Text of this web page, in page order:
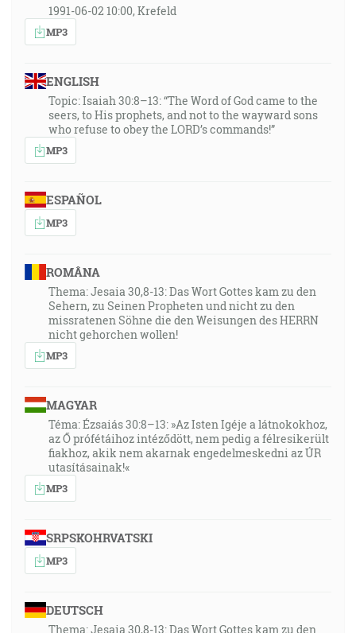
1991-06-02 10:00, Krefeld
MP3
ENGLISH
Topic: Isaiah 30:8–13: “The Word of God came to the
seers, to His prophets, and not to the wayward sons
who refuse to obey the LORD’s commands!”
MP3
ESPAÑOL
MP3
ROMÂNA
Thema: Jesaia 30,8-13: Das Wort Gottes kam zu den
Sehern, zu Seinen Propheten und nicht zu den
missratenen Söhne die den Weisungen des HERRN
nicht gehorchen wollen!
MP3
MAGYAR
Téma: Ézsaiás 30:8–13: »Az Isten Igéje a látnokokhoz,
az Ő prófétáihoz intéződött, nem pedig a félresikerült
fiakhoz, akik nem akarnak engedelmeskedni az ÚR
utasításainak!«
MP3
SRPSKOHRVATSKI
MP3
DEUTSCH
Thema: Jesaia 30,8-13: Das Wort Gottes kam zu den